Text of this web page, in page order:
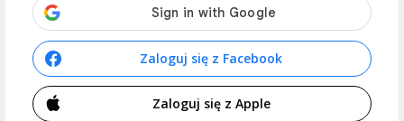
Zaloguj się z Facebook
Zaloguj się z Apple